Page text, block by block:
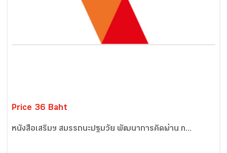
Price 36 Baht
หนังสือเสริมฯ สมรรถนะปฐมวัย พัฒนาการคิดผ่าน ภ...